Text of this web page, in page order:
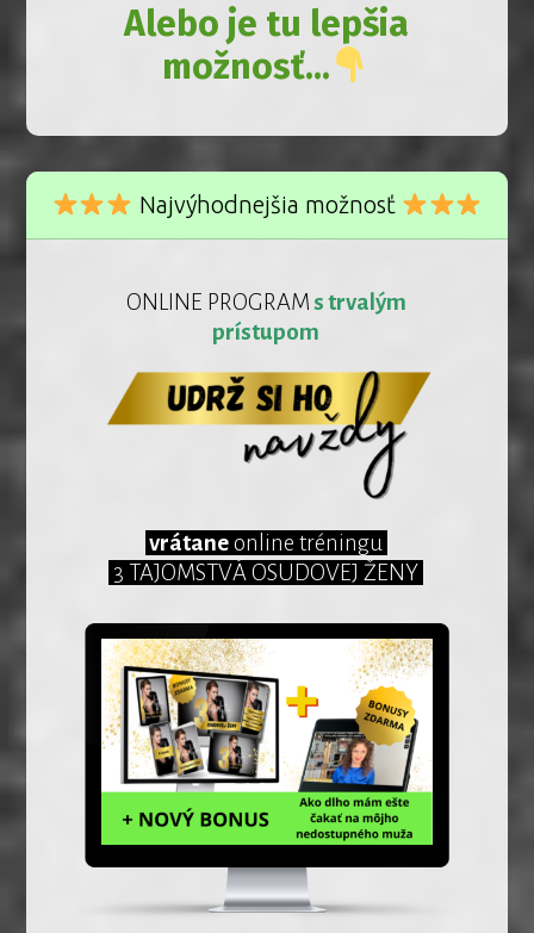
Alebo je tu lepšia
možnosť...
Najvýhodnejšia možnosť
ONLINE PROGRAMs trvalým
prístupom
vrátaneonline tréningu
3 TAJOMSTVÁ OSUDOVEJ ŽENY